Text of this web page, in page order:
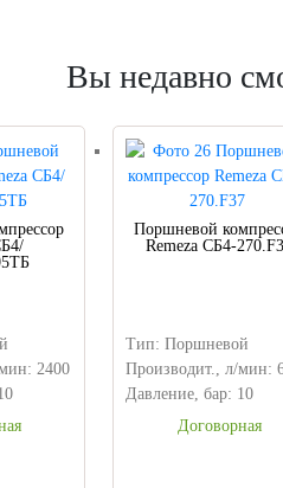
Вы недавно
2400
Поршневой
Remeza СБ4-
Тип: Поршневой
Производит., л/мин:
Давление, бар: 10
Договорная